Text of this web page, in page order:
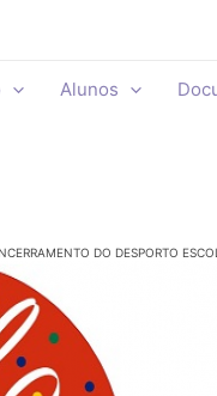
Alunos
DO DESPORTO